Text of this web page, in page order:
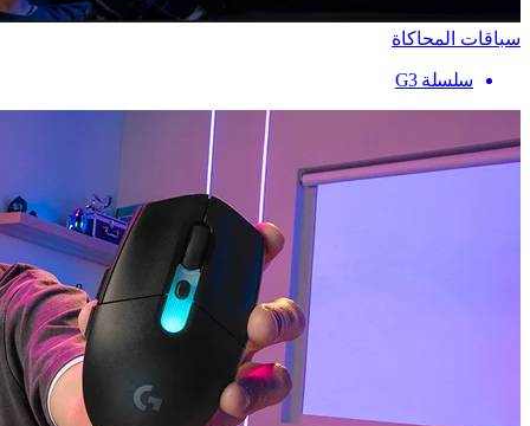
سباقات المحاكاة
سلسلة G3